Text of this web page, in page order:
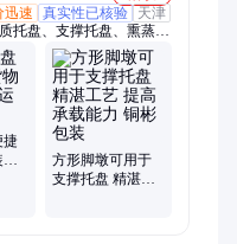
迅速 真实性已核验
天津
托盘、支撑托盘、熏蒸木
、物流仓储、方形脚墩、
脚墩、刨花板脚墩、货使
运、搬运使用的栈板、周
捷
卸
方形脚墩可用于
支撑托盘 精湛工